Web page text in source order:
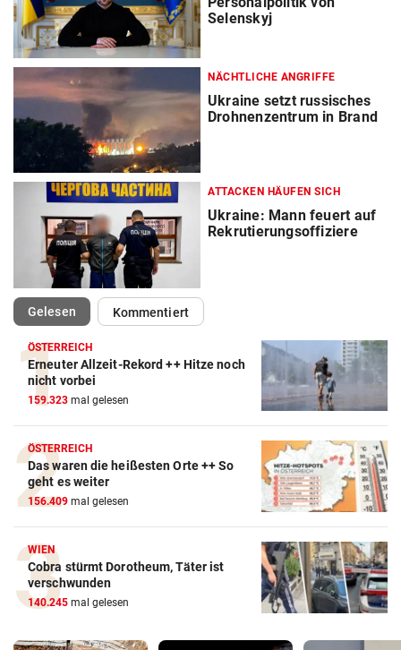
Selenskyj
NÄCHTLICHE ANGRIFFE
Ukraine setzt russisches
Drohnenzentrum in Brand
ATTACKEN HÄUFEN SICH
Ukraine: Mann feuert auf
Rekrutierungsoffiziere
Gelesen(ausgewählt)Kommentiert
ÖSTERREICH
Erneuter Allzeit-Rekord ++ Hitze noch
nicht vorbei
159.323 mal gelesen
ÖSTERREICH
Das waren die heißesten Orte ++ So
geht es weiter
156.409 mal gelesen
WIEN
Cobra stürmt Dorotheum, Täter ist
verschwunden
140.245 mal gelesen